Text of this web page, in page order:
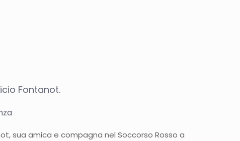
Fontanot.
sua amica e compagna nel Soccorso Rosso a